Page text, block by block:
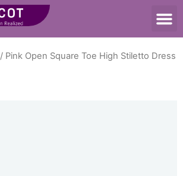
/ Pink Open Square Toe High Stiletto Dress